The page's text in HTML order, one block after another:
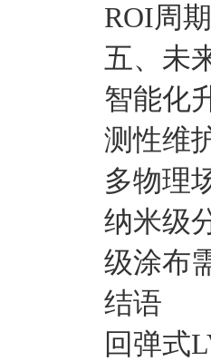
ROI周
五、未
智能化
测性维
多物理
纳米级
级涂布
结语
回弹式